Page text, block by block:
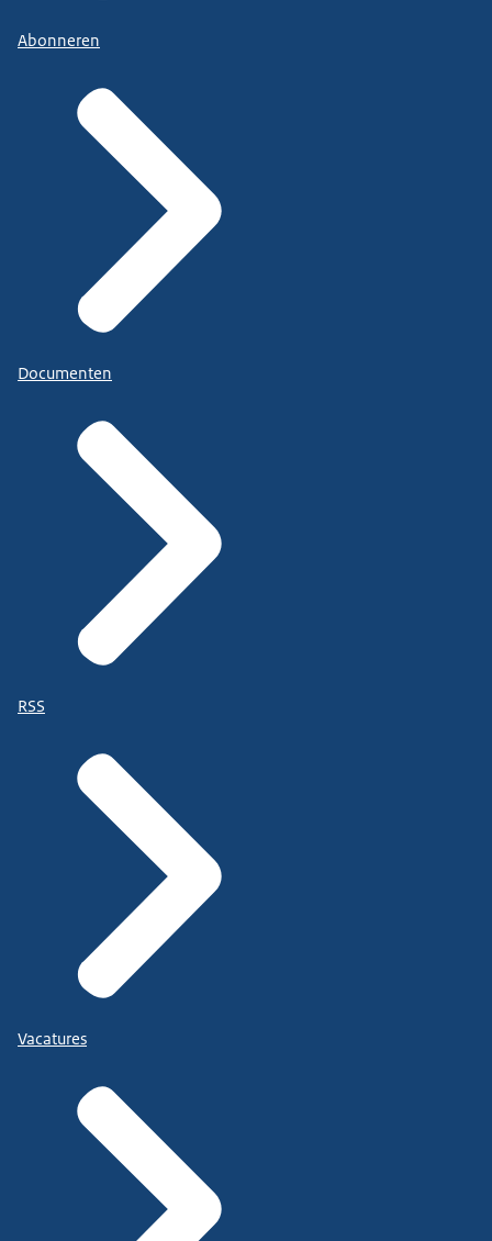
Abonneren
Documenten
RSS
Vacatures